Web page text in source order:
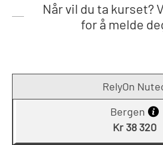
Når vil du ta kurset?
for å melde
RelyOn
Bergen
Kr 38 320